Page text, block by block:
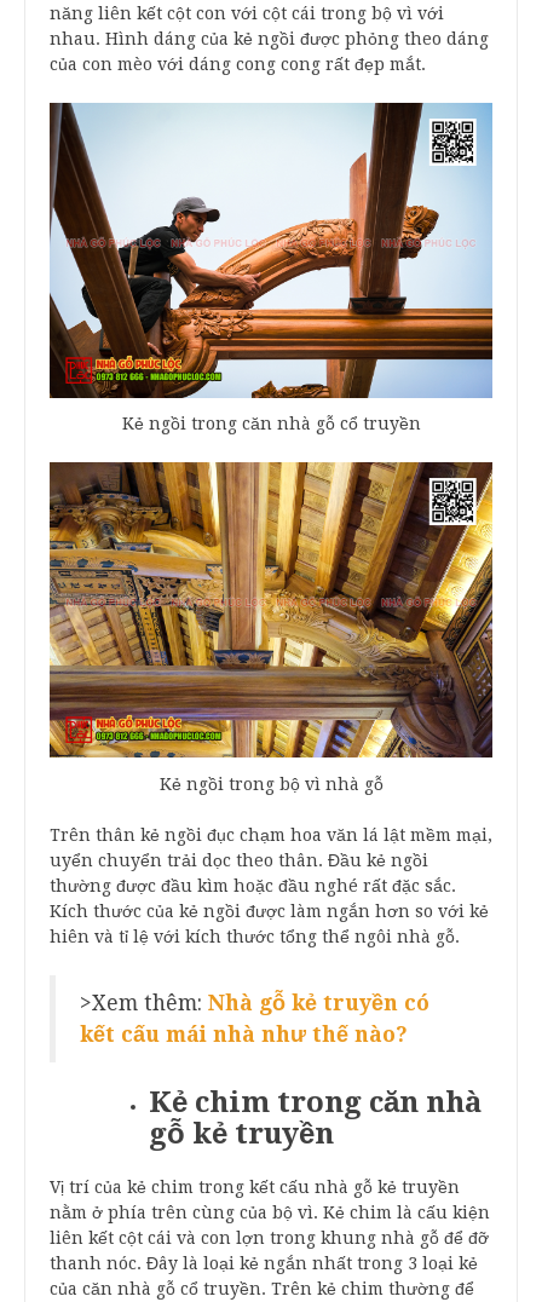
năng liên kết cột con với cột cái trong bộ vì với
nhau. Hình dáng của kẻ ngồi được phỏng theo dáng
của con mèo với dáng cong cong rất đẹp mắt.
Kẻ ngồi trong căn nhà gỗ cổ truyền
Kẻ ngồi trong bộ vì nhà gỗ
Trên thân kẻ ngồi đục chạm hoa văn lá lật mềm mại,
uyển chuyển trải dọc theo thân. Đầu kẻ ngồi
thường được đầu kìm hoặc đầu nghé rất đặc sắc.
Kích thước của kẻ ngồi được làm ngắn hơn so với kẻ
hiên và tỉ lệ với kích thước tổng thể ngôi nhà gỗ.
>Xem thêm: Nhà gỗ kẻ truyền có
kết cấu mái nhà như thế nào?
Kẻ chim trong căn nhà
gỗ kẻ truyền
Vị trí của kẻ chim trong kết cấu nhà gỗ kẻ truyền
nằm ở phía trên cùng của bộ vì. Kẻ chim là cấu kiện
liên kết cột cái và con lợn trong khung nhà gỗ để đỡ
thanh nóc. Đây là loại kẻ ngắn nhất trong 3 loại kẻ
của căn nhà gỗ cổ truyền. Trên kẻ chim thường để